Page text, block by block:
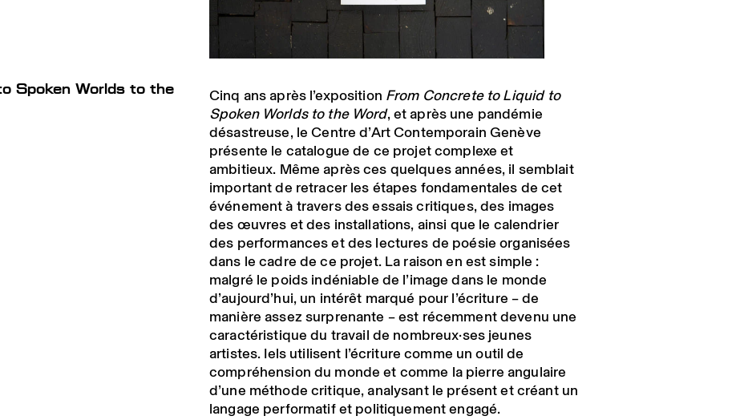
Spoken Worlds to the Cinq ans après l’exposition From Concrete to Liquid to
Spoken Worlds to the Word, et après une pandémie
désastreuse, le Centre d’Art Contemporain Genève
présente le catalogue de ce projet complexe et
ambitieux. Même après ces quelques années, il semblait
important de retracer les étapes fondamentales de cet
événement à travers des essais critiques, des images
des œuvres et des installations, ainsi que le calendrier
des performances et des lectures de poésie organisées
dans le cadre de ce projet. La raison en est simple :
malgré le poids indéniable de l’image dans le monde
d’aujourd’hui, un intérêt marqué pour l’écriture – de
manière assez surprenante – est récemment devenu une
caractéristique du travail de nombreux·ses jeunes
artistes. Iels utilisent l’écriture comme un outil de
compréhension du monde et comme la pierre angulaire
d’une méthode critique, analysant le présent et créant un
langage performatif et politiquement engagé.